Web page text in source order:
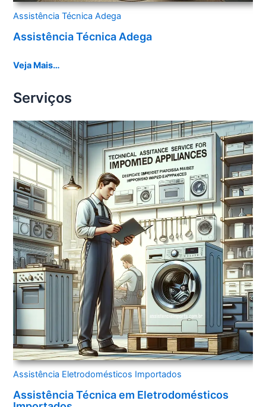
Assistência Técnica Adega
Assistência Técnica Adega
Veja Mais…
Serviços
Assistência Eletrodomésticos Importados
Assistência Técnica em Eletrodomésticos